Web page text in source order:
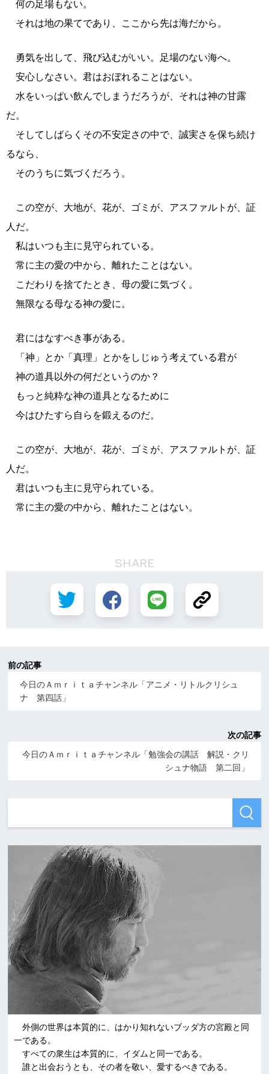
何の足場もない。
それは地の果てであり、ここから先は海だから。
勇気を出して、飛び込むがいい。足場のない海へ。
安心しなさい。君はおぼれることはない。
水をいっぱい飲んでしまうだろうが、それは神の甘露
だ。
そしてしばらくその不安定さの中で、誠実さを保ち続け
るなら、
そのうちに気づくだろう。
この空が、大地が、花が、ゴミが、アスファルトが、証
人だ。
私はいつも主に見守られている。
常に主の愛の中から、離れたことはない。
こだわりを捨てたとき、母の愛に気づく。
無限なる母なる神の愛に。
君にはなすべき事がある。
「神」とか「真理」とかをしじゅう考えている君が
神の道具以外の何だというのか？
もっと純粋な神の道具となるために
今はひたすら自らを鍛えるのだ。
この空が、大地が、花が、ゴミが、アスファルトが、証
人だ。
君はいつも主に見守られている。
常に主の愛の中から、離れたことはない。
SHARE
前の記事
今日のＡｍｒｉｔａチャンネル「アニメ・リトルクリシュ
ナ 第四話」
次の記事
今日のＡｍｒｉｔａチャンネル「勉強会の講話 解説・クリ
シュナ物語 第二回」
外側の世界は本質的に、はかり知れないブッダ方の宮殿と同
一である。
すべての衆生は本質的に、イダムと同一である。
誰と出会おうとも、その者を敬い、愛するべきである。